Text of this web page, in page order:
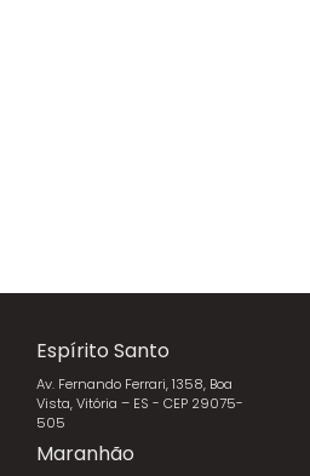
Espírito Santo
Av. Fernando Ferrari, 1358, Boa
Vista, Vitória – ES - CEP 29075-
505
Maranhão